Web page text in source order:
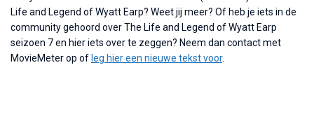
Life and Legend of Wyatt Earp? Weet jij meer? Of heb je iets in de
community gehoord over The Life and Legend of Wyatt Earp
seizoen 7 en hier iets over te zeggen? Neem dan contact met
MovieMeter op of leg hier een nieuwe tekst voor.